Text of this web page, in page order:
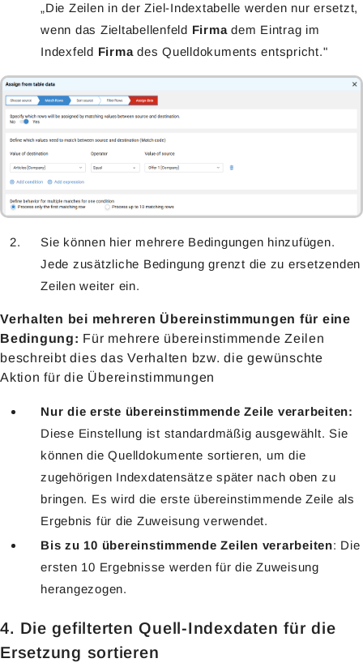
„Die Zeilen in der Ziel-Indextabelle werden nur ersetzt,
wenn das Zieltabellenfeld Firma dem Eintrag im
Indexfeld Firma des Quelldokuments entspricht."
Sie können hier mehrere Bedingungen hinzufügen.
Jede zusätzliche Bedingung grenzt die zu ersetzenden
Zeilen weiter ein.
Verhalten bei mehreren Übereinstimmungen für eine
Bedingung: Für mehrere übereinstimmende Zeilen
beschreibt dies das Verhalten bzw. die gewünschte
Aktion für die Übereinstimmungen
Nur die erste übereinstimmende Zeile verarbeiten:
Diese Einstellung ist standardmäßig ausgewählt. Sie
können die Quelldokumente sortieren, um die
zugehörigen Indexdatensätze später nach oben zu
bringen. Es wird die erste übereinstimmende Zeile als
Ergebnis für die Zuweisung verwendet.
Bis zu 10 übereinstimmende Zeilen verarbeiten: Die
ersten 10 Ergebnisse werden für die Zuweisung
herangezogen.
4. Die gefilterten Quell-Indexdaten für die
Ersetzung sortieren